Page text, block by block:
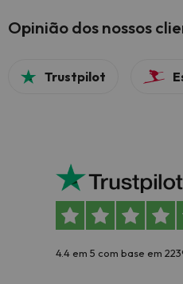
Opinião dos nossos
Trustpilot
4.4 em 5 com base em